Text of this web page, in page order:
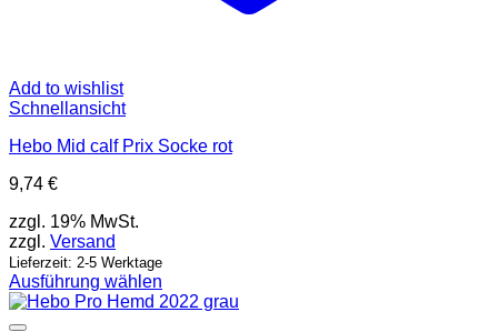
Add to wishlist
Schnellansicht
Hebo Mid calf Prix Socke rot
9,74 €
zzgl. 19% MwSt.
zzgl. Versand
Lieferzeit: 2-5 Werktage
Ausführung wählen
Dieses
Produkt